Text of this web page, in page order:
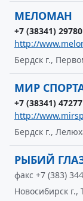
МЕЛОМАН
+7 (38341) 29780
http://
Бердск г.,
МИР
+7 (38341) 47277
http://
Бердск г.,
РЫБИЙ
факс +7 (383)
Новосибирск г.,